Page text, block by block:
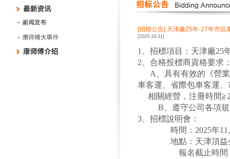
[招標公告] 天津廠25年-27年市區
[2025-10-31]
1、招標項目： 天津廠25
2 、合格投標商資格要求
A、具有有效的《營
車客運、省際包車客運
相關經營，注冊時間≧2
B 、遵守公司各項
3 、招標說明會：
時間： 2025年
地點：天津頂益
報名截止時間